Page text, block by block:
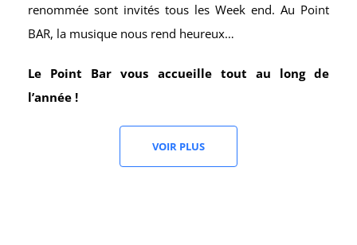
renommée sont invités tous les Week end. Au Point
BAR, la musique nous rend heureux…
Le Point Bar vous accueille tout au long de
l’année !
VOIR PLUS